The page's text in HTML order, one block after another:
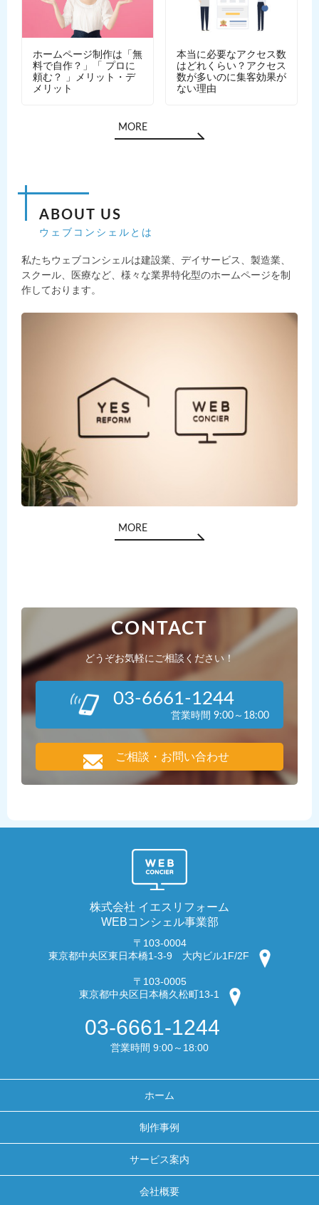
ホームページ制作は「無
料で自作？」「 プロに
頼む？ 」メリット・デ
メリット
本当に必要なアクセス数
はどれくらい？アクセス
数が多いのに集客効果が
ない理由
MORE
ABOUT US
ウェブコンシェルとは
私たちウェブコンシェルは建設業、デイサービス、製造業、
スクール、医療など、様々な業界特化型のホームページを制
作しております。
MORE
CONTACT
どうぞお気軽にご相談ください！
03-6661-1244
営業時間 9:00～18:00
ご相談・お問い合わせ
株式会社 イエスリフォーム
WEBコンシェル事業部
〒103-0004
東京都中央区東日本橋1-3-9 大内ビル1F/2F
〒103-0005
東京都中央区日本橋久松町13-1
03-6661-1244
営業時間 9:00～18:00
ホーム
制作事例
サービス案内
会社概要